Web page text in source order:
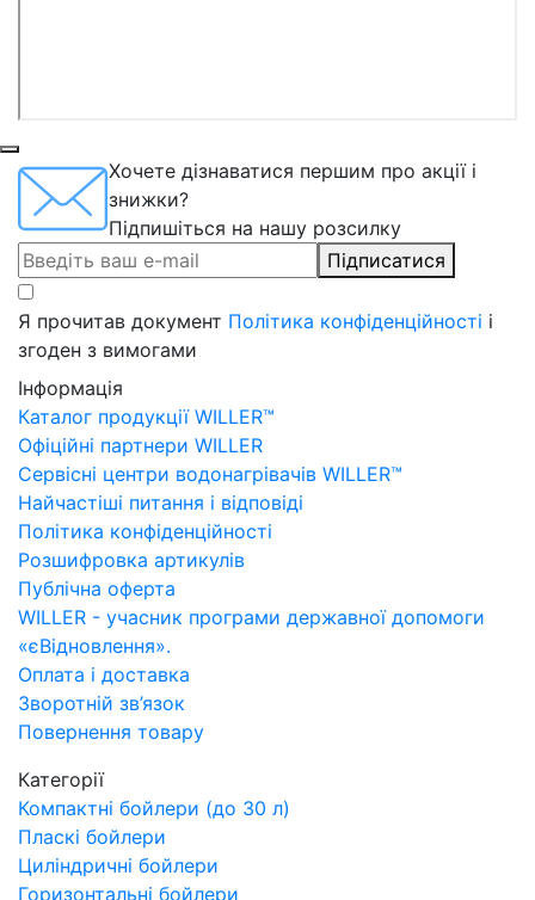
Хочете дізнаватися першим про акції і
знижки?
Підпишіться на нашу розсилку
Підписатися
Я прочитав документ Політика конфіденційності і
згоден з вимогами
Інформація
Каталог продукції WILLER™
Офіційні партнери WILLER
Сервісні центри водонагрівачів WILLER™
Найчастіші питання і відповіді
Політика конфіденційності
Розшифровка артикулів
Публічна оферта
WILLER - учасник програми державної допомоги
«єВідновлення».
Оплата і доставка
Зворотній зв’язок
Повернення товару
Категорії
Компактні бойлери (до 30 л)
Пласкі бойлери
Циліндричні бойлери
Горизонтальні бойлери